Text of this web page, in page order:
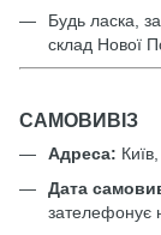
Будь ласка,
склад Нової
САМОВИВІЗ
Адреса:
Дата
зателефонує